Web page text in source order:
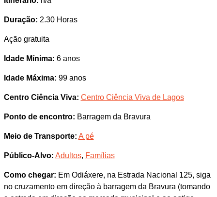
Duração: 2.30 Horas
Ação gratuita
Idade Mínima: 6 anos
Idade Máxima: 99 anos
Centro Ciência Viva: Centro Ciência Viva de Lagos
Ponto de encontro: Barragem da Bravura
Meio de Transporte: A pé
Público-Alvo: Adultos, Famílias
Como chegar: Em Odiáxere, na Estrada Nacional 125, siga
no cruzamento em direção à barragem da Bravura (tomando